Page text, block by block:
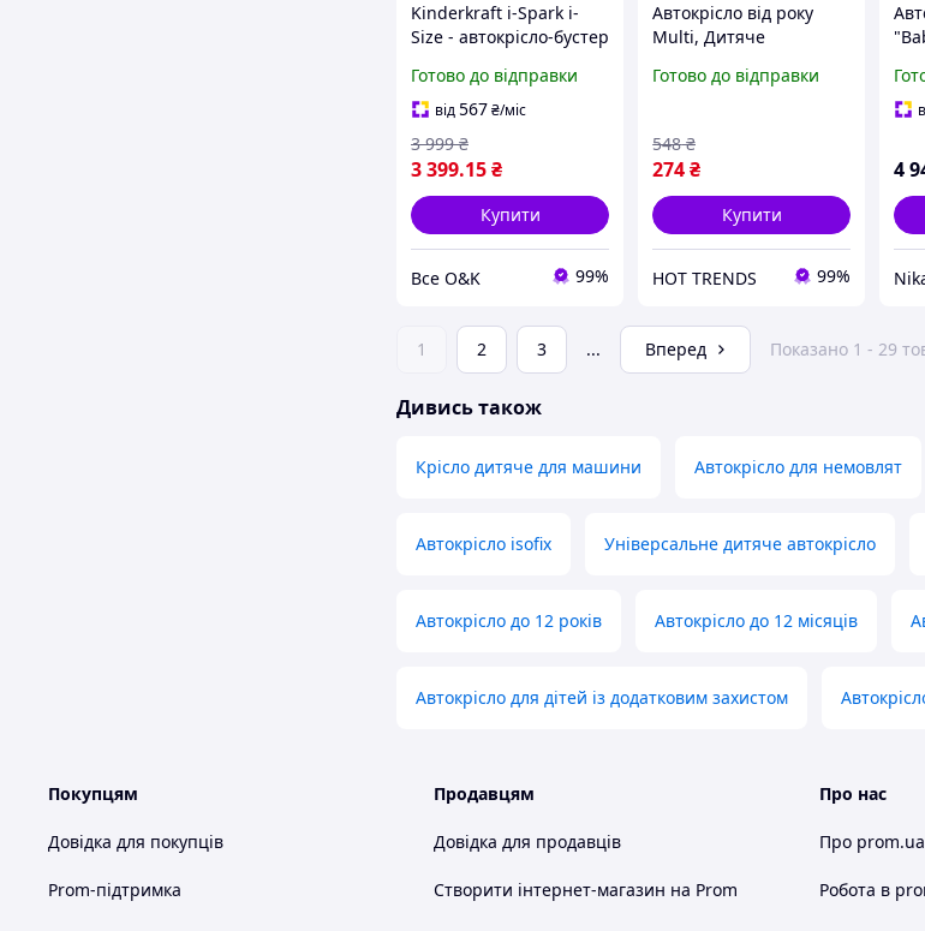
Kinderkraft i-Spark i-
Size - автокрісло-бустер
Готово до відправки
від567₴/міс
3 399.15₴
3 999 ₴
Купити
Все O&K 99%
Автокрісло від року
Multi, Дитяче
Портативне
Готово до відправки
274₴
548 ₴
Купити
HOT TRENDS 99%
4
1 2 3 ... Вперед Показано 1 - 29
Дивись також
Крісло дитяче для машини Автокрісло для немовлят
Автокрісло isofix Універсальне дитяче автокрісло
Автокрісло до 12 років Автокрісло до 12 місяців
Автокрісло для дітей із додатковим захистом
Покупцям
Довідка для покупців
Prom-підтримка
Продавцям
Довідка для продавців
Створити інтернет-магазин на Prom
Про нас
Про prom.ua
Робота в